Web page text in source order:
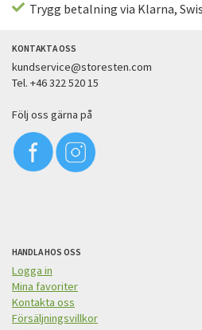
Trygg betalning via Klarna,
KONTAKTA OSS
kundservice@storesten.com
Tel. +46 322 520 15
Följ oss gärna på
HANDLA HOS OSS
Logga in
Mina favoriter
Kontakta oss
Försäljningsvillkor